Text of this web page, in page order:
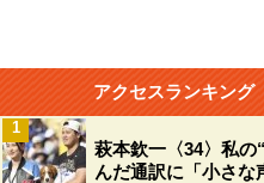
アクセスランキング
萩本欽一〈34〉私
んだ通訳に「小さな
1